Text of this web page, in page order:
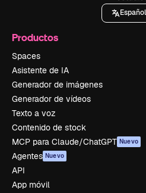
Español
Productos
Spaces
Asistente de IA
Generador de imágenes
Generador de vídeos
Texto a voz
Contenido de stock
MCP para Claude/ChatGPT Nuevo
Agentes Nuevo
API
App móvil